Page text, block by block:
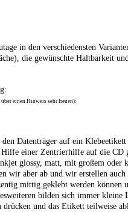
in den verschiedensten
die gewünschte Haltbarkeit
einen Hinweis sehr freuen):
Datenträger auf ein
Hilfe einer Zentrierhilfe auf die
glossy, matt, mit großem
wir aber ab und wir erstellen
mittig geklebt werden können
bilden sich immer
drücken und das Etikett teilweise